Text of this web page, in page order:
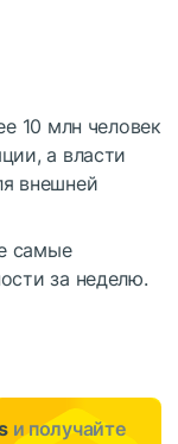
10 млн человек
а власти
внешней
самые
за неделю.
и получайте